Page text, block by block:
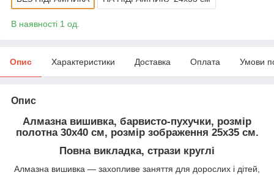
В наявності 1 од.
Опис Характеристики Доставка Оплата Умови
Опис
Алмазна вишивка, барвисто-пухучки, розмір
полотна 30х40 см, розмір зображення 25х35 см.
Повна викладка, стрази круглі
Алмазна вишивка — захопливе заняття для дорослих і дітей,